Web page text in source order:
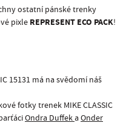
ostatní pánské trenky
pixle REPRESENT ECO PACK!
15131 má na svědomí náš
fotky trenek MIKE CLASSIC
Ondra Duffek aOnder